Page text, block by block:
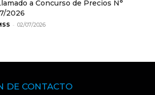
a Concurso de Precios N°
2026
- 02/07/2026
DE CONTACTO